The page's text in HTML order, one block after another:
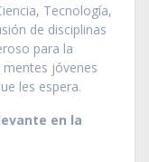
Tecnología,
de disciplinas
para la
jóvenes
les espera.
en la